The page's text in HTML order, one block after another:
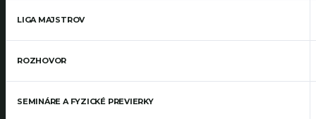
LIGA MAJSTROV
ROZHOVOR
SEMINÁRE A FYZICKÉ PREVIERKY